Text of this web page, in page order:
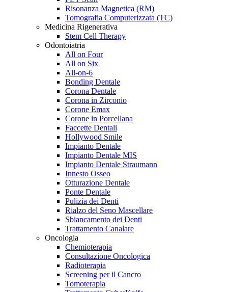
Risonanza Magnetica (RM)
Tomografia Computerizzata (TC)
Medicina Rigenerativa
Stem Cell Therapy
Odontoiatria
All on Four
All on Six
All-on-6
Bonding Dentale
Corona Dentale
Corona in Zirconio
Corone Emax
Corone in Porcellana
Faccette Dentali
Hollywood Smile
Impianto Dentale
Impianto Dentale MIS
Impianto Dentale Straumann
Innesto Osseo
Otturazione Dentale
Ponte Dentale
Pulizia dei Denti
Rialzo del Seno Mascellare
Sbiancamento dei Denti
Trattamento Canalare
Oncologia
Chemioterapia
Consultazione Oncologica
Radioterapia
Screening per il Cancro
Tomoterapia